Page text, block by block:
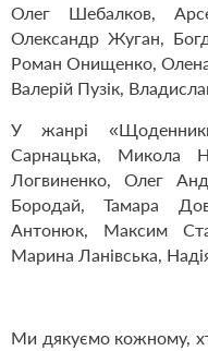
Олег Шебалков,
Олександр Жуган,
Роман Онищенко,
Валерій Пузік,
У жанрі
Сарнацька, Микола
Логвиненко, Олег
Бородай, Тамара
Антонюк, Максим
Марина Ланівська,
Ми дякуємо кожному,